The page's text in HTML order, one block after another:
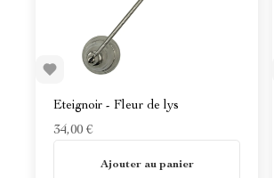
Eteignoir - Fleur de lys
34,00 €
Ajouter au panier